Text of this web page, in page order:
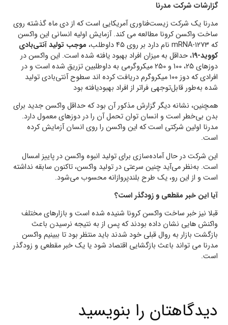
گزارشات شرکت مدرنا
مدرنا یک شرکت زیست‌فناوری آمریکایی است که از دی ماه گذشته روی
ساخت واکسن کرونا مطالعه می کند. آزمایش اولیه انسانی این واکسن
که mRNA-۱۲۷۳ نام دارد بر روی ۴۵ داوطلب،
موجب تولید آنتی‌بادی
کووید-۱۹ ، حداقل به میزان افراد بهبود یافته شده است. این واکسن در
دوزهای 25، 100 و 250 میکروگرمی به داوطلبین تزریق شده است و در
افرادی که دوز ۱۰۰ میکروگرم دریافت کرده اند سطوح آنتی‌بادی تولید
شده به‌طور قابل‌توجهی فراتر از افراد بهبودیافته بود
همچنین، نشانه دیگر گزارش مذکور آن بود که حداقل واکسن جدید برای
بدن بی‌خطر است و انسان توان تحمل آن را در دوز‌های معمول دارد.
مدرنا اولین شرکتی است که این واکسن را روی انسان آزمایش کرده
است.
این شرکت در حال آماده‌سازی برای تولید انبوه واکسن در پاییز امسال
است. به‌نظر می‌آید چنین سرعتی در تولید واکسن، تاکنون سابقه نداشته
است و از این رو، یک طرح بلندپروازانه محسوب می‌شود.
آیا این خبر مقطعی و زودگذر است؟
قبلا نیز خبر ساخت واکسن کرونا شنیده شده است و بازارهای مختلف
واکنش هایی نشان داده بودند که پس از به نتیجه نرسیدن باعث
بازگشت بازار به روال قبلی خود شدند باید منتظر بود تا ببینیم واکسن
مدرنا می تواند باعث بازگشایی اقتصاد شود یا یک خبر مقطعی و زودگذر
است.
دیدگاهتان را بنویسید